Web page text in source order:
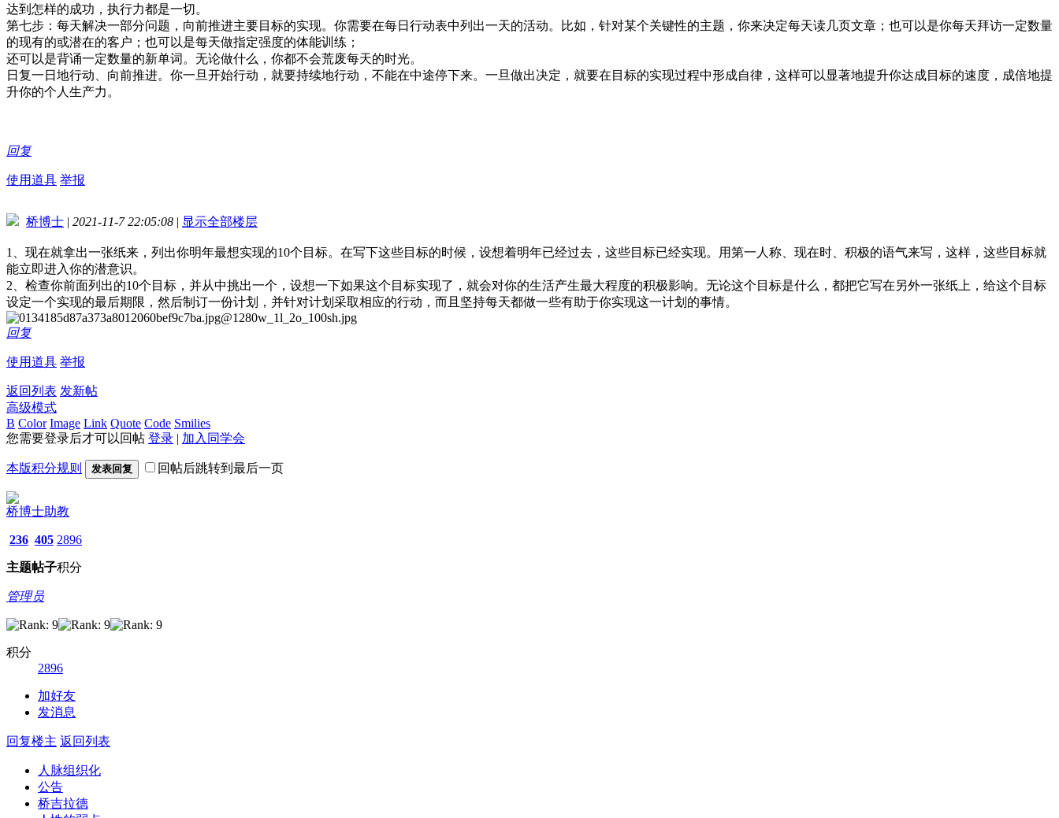
达到怎样的成功，执行力都是一切。
第七步：每天解决一部分问题，向前推进主要目标的实现。你需要在每日行动表中列出一天的活动。比如，针对某个关键性的主题，你来决定每天读几页文章；也可以是你每天拜访一定数量
的现有的或潜在的客户；也可以是每天做指定强度的体能训练；
还可以是背诵一定数量的新单词。无论做什么，你都不会荒废每天的时光。
日复一日地行动、向前推进。你一旦开始行动，就要持续地行动，不能在中途停下来。一旦做出决定，就要在目标的实现过程中形成自律，这样可以显著地提升你达成目标的速度，成倍地提
升你的个人生产力。
回复
使用道具 举报
桥博士 | 2021-11-7 22:05:08 | 显示全部楼层
1、现在就拿出一张纸来，列出你明年最想实现的10个目标。在写下这些目标的时候，设想着明年已经过去，这些目标已经实现。用第一人称、现在时、积极的语气来写，这样，这些目标就
能立即进入你的潜意识。
2、检查你前面列出的10个目标，并从中挑出一个，设想一下如果这个目标实现了，就会对你的生活产生最大程度的积极影响。无论这个目标是什么，都把它写在另外一张纸上，给这个目标
设定一个实现的最后期限，然后制订一份计划，并针对计划采取相应的行动，而且坚持每天都做一些有助于你实现这一计划的事情。
回复
使用道具 举报
返回列表 发新帖
高级模式
B Color Image Link Quote Code Smilies
您需要登录后才可以回帖 登录 | 加入同学会
本版积分规则 发表回复 回帖后跳转到最后一页
桥博士助教
236
主题
405
帖子
2896
积分
管理员
积分
2896
加好友
发消息
回复楼主 返回列表
人脉组织化
公告
桥吉拉德